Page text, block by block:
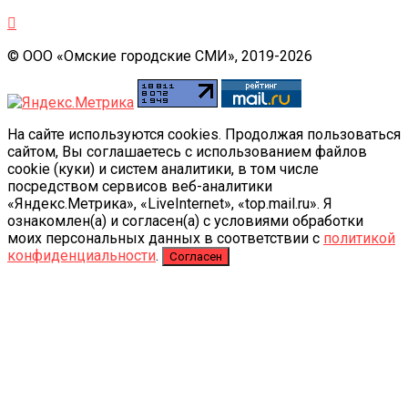
© ООО «Омские городские СМИ», 2019-2026
На сайте используются cookies. Продолжая пользоваться
сайтом, Вы соглашаетесь с использованием файлов
cookie (куки) и систем аналитики, в том числе
посредством сервисов веб-аналитики
«Яндекс.Метрика», «LiveInternet», «top.mail.ru». Я
ознакомлен(а) и согласен(а) с условиями обработки
моих персональных данных в соответствии с политикой
конфиденциальности. Согласен